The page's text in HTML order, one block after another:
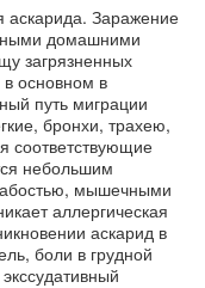
аскарида. Заражение
домашними
загрязненных
в основном в
путь миграции
бронхи, трахею,
соответствующие
небольшим
мышечными
аллергическая
аскарид в
боли в грудной